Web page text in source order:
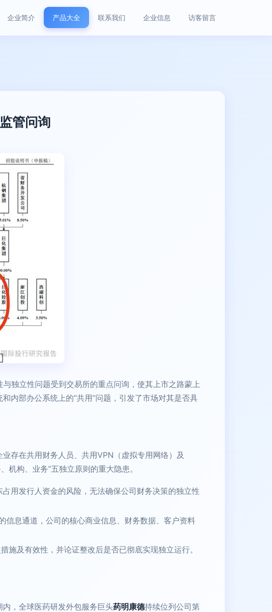
企业简介 产品大全 联系我们 企业信息 访客留言
管问询
独立性问题受到交易所的重点问询，使其上市之路蒙上
内部办公系统上的“共用”问题，引发了市场对其是否具
存在共用财务人员、共用VPN（虚拟专用网络）及
机构、业务”五独立原则的重大隐患。
用发行人资金的风险，无法确保公司财务决策的独立性
信息通道，公司的核心商业信息、财务数据、客户资料
施及有效性，并论证整改后是否已彻底实现独立运行。
，全球医药研发外包服务巨头药明康德持续位列公司第